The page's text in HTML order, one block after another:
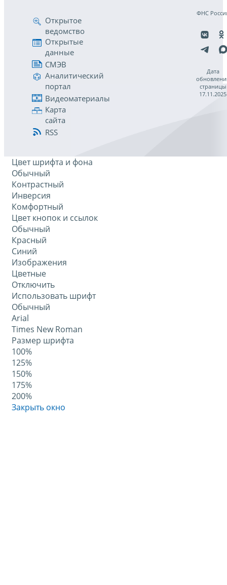
Открытое
ведомство
Открытые
данные
СМЭВ
Аналитический
портал
Видеоматериалы
Карта
сайта
RSS
ФНС
Дата
страницы
17.11.2025
Цвет шрифта и фона
Обычный
Контрастный
Инверсия
Комфортный
Цвет кнопок и ссылок
Обычный
Красный
Синий
Изображения
Цветные
Отключить
Использовать шрифт
Обычный
Arial
Times New Roman
Размер шрифта
100%
125%
150%
175%
200%
Закрыть окно